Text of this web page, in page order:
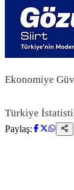
Ekonomiye
Türkiye
Paylaş: